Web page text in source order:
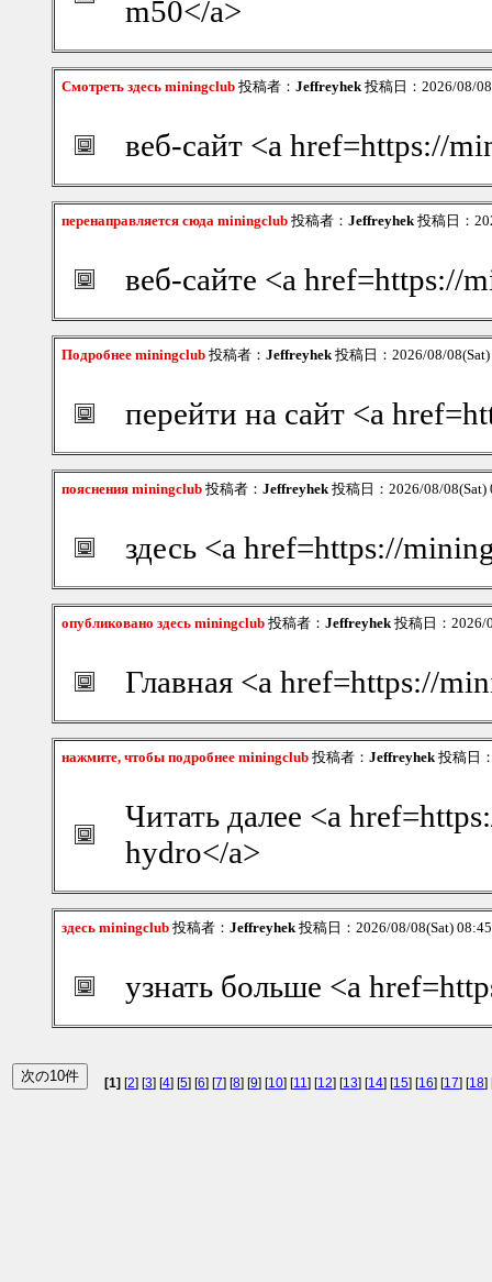
m50</a>
Смотреть здесь miningclub 投稿者： Jeffreyhek投稿日：2026/08/
веб-сайт <a href=https://
перенаправляется сюда miningclub 投稿者： Jeffreyhek投稿日：
веб-сайте <a href=https://
Подробнее miningclub 投稿者： Jeffreyhek投稿日：2026/08/
перейти на сайт <a
пояснения miningclub 投稿者： Jeffreyhek投稿日：2026/08/
здесь <a href=https://
опубликовано здесь miningclub 投稿者： Jeffreyhek投稿日：2026/
Главная <a href=https://
нажмите, чтобы подробнее miningclub 投稿者： Jeffreyhek投稿日
Читать далее <a
hydro</a>
здесь miningclub 投稿者： Jeffreyhek投稿日：2026/08/08(Sat)
узнать больше <a
[1] [2] [3] [4] [5] [6] [7] [8] [9] [10] [11] [12] [13] [14] [15] [16] [17] [18]